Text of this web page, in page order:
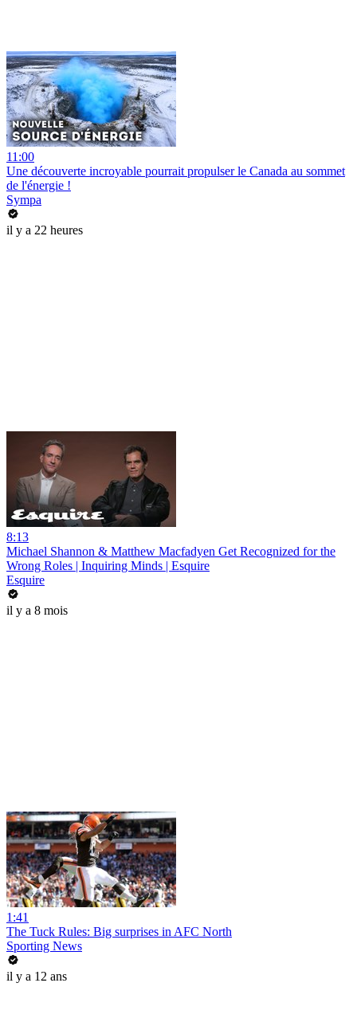
11:00
Une découverte incroyable pourrait propulser le Canada au sommet
de l'énergie !
Sympa
il y a 22 heures
8:13
Michael Shannon & Matthew Macfadyen Get Recognized for the
Wrong Roles | Inquiring Minds | Esquire
Esquire
il y a 8 mois
1:41
The Tuck Rules: Big surprises in AFC North
Sporting News
il y a 12 ans